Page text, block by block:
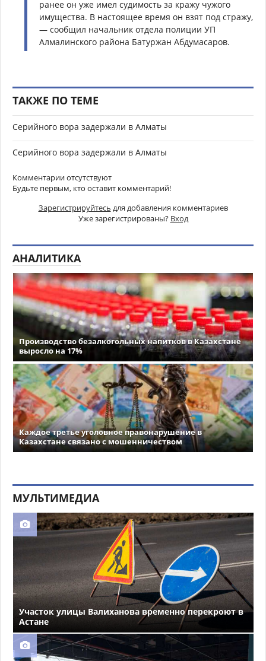
ранее он уже имел судимость за кражу чужого
имущества. В настоящее время он взят под стражу,
— сообщил начальник отдела полиции УП
Алмалинского района Батуржан Абдумасаров.
ТАКЖЕ ПО ТЕМЕ
Серийного вора задержали в Алматы
Серийного вора задержали в Алматы
Комментарии отсутствуют
Будьте первым, кто оставит комментарий!
Зарегистрируйтесь для добавления комментариев
Уже зарегистрированы? Вход
АНАЛИТИКА
Производство безалкогольных напитков в Казахстане
выросло на 17%
Каждое третье уголовное правонарушение в
Казахстане связано с мошенничеством
МУЛЬТИМЕДИА
Участок улицы Валиханова временно перекроют в
Астане